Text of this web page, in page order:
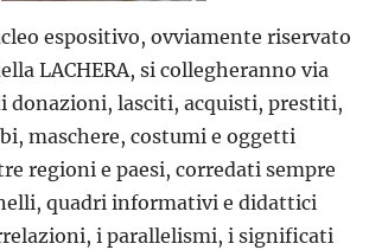
espositivo, ovviamente riservato
LACHERA, si collegheranno via
donazioni, lasciti, acquisti, prestiti,
maschere, costumi e oggetti
regioni e paesi, corredati sempre
quadri informativi e didattici
i parallelismi, i significati